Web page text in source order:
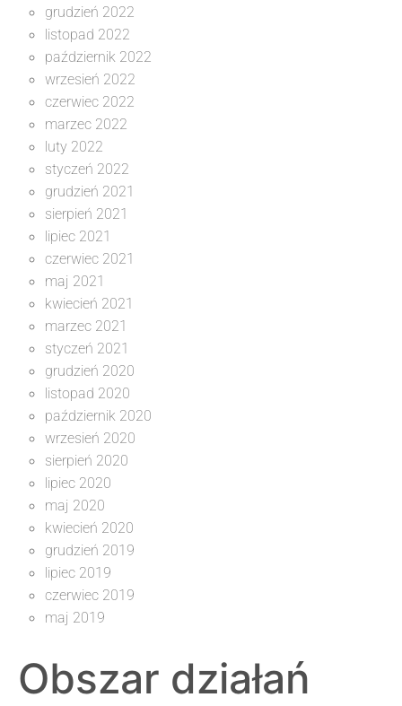
grudzień 2022
listopad 2022
październik 2022
wrzesień 2022
czerwiec 2022
marzec 2022
luty 2022
styczeń 2022
grudzień 2021
sierpień 2021
lipiec 2021
czerwiec 2021
maj 2021
kwiecień 2021
marzec 2021
styczeń 2021
grudzień 2020
listopad 2020
październik 2020
wrzesień 2020
sierpień 2020
lipiec 2020
maj 2020
kwiecień 2020
grudzień 2019
lipiec 2019
czerwiec 2019
maj 2019
Obszar działań